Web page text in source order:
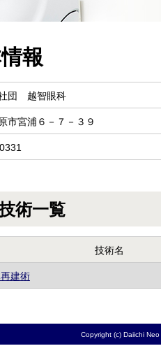
報
団 越智眼科
市宮浦６－７－３９
術一覧
技術名
建術
Copyright (c) Daiichi